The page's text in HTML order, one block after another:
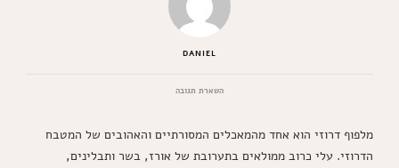
DANIEL
השארת תגובהבנושא
–
כרוב
מלפוף דרוזי הוא אחד מהמאכלים המסורתיים והאהובים של המטבח
הדרוזי. עלי כרוב ממולאים בתערובת של אורז, בשר ותבלינים,